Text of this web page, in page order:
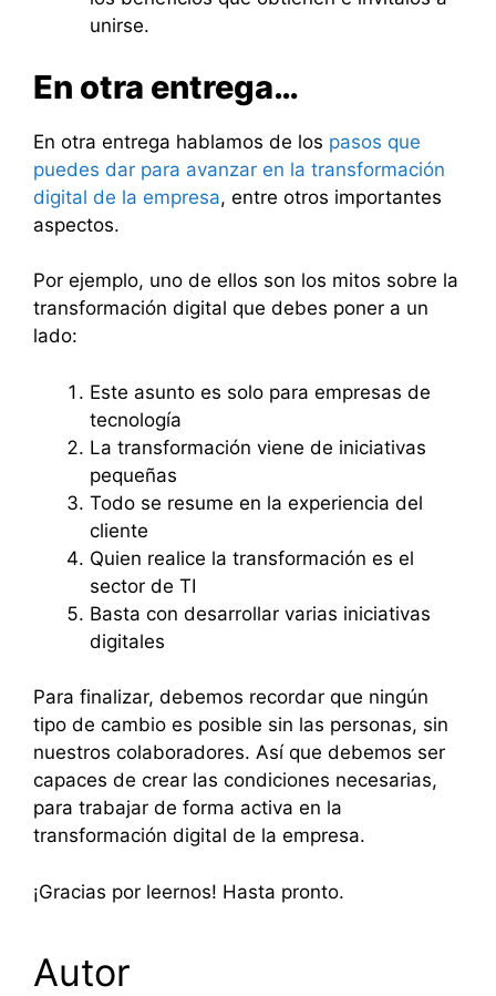
unirse.
En otra entrega…
En otra entrega hablamos de los pasos que
puedes dar para avanzar en la transformación
digital de la empresa, entre otros importantes
aspectos.
Por ejemplo, uno de ellos son los mitos sobre la
transformación digital que debes poner a un
lado:
Este asunto es solo para empresas de
tecnología
La transformación viene de iniciativas
pequeñas
Todo se resume en la experiencia del
cliente
Quien realice la transformación es el
sector de TI
Basta con desarrollar varias iniciativas
digitales
Para finalizar, debemos recordar que ningún
tipo de cambio es posible sin las personas, sin
nuestros colaboradores. Así que debemos ser
capaces de crear las condiciones necesarias,
para trabajar de forma activa en la
transformación digital de la empresa.
¡Gracias por leernos! Hasta pronto.
Autor